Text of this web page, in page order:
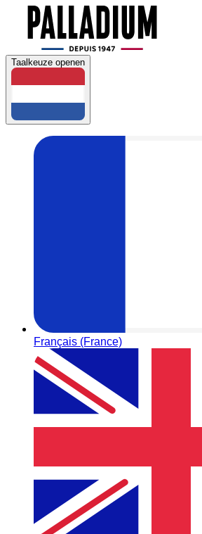
Taalkeuze openen
Français (France)